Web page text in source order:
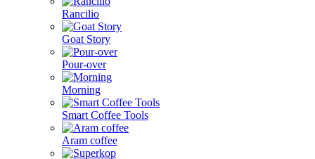
Rancilio
Goat Story
Pour-over
Morning
Smart Coffee Tools
Aram coffee